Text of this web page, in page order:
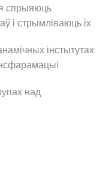
спрыяюць
і стрымліваюць іх
інстытутах
над